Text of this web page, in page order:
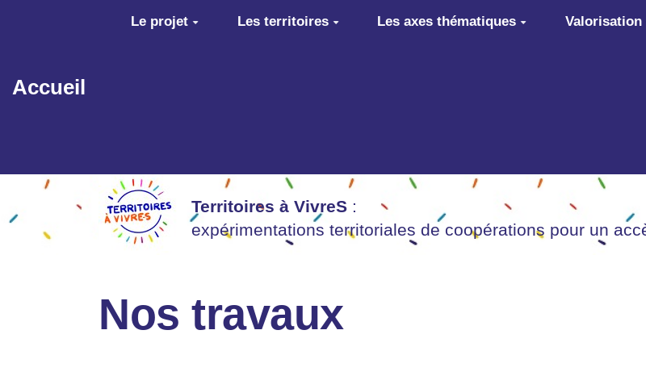
Aller au contenu principal
Accueil
Le projet Les territoires Les axes thématiques Valorisation
Territoires à VivreS :
expérimentations territoriales de coopérations pour un
Nos travaux